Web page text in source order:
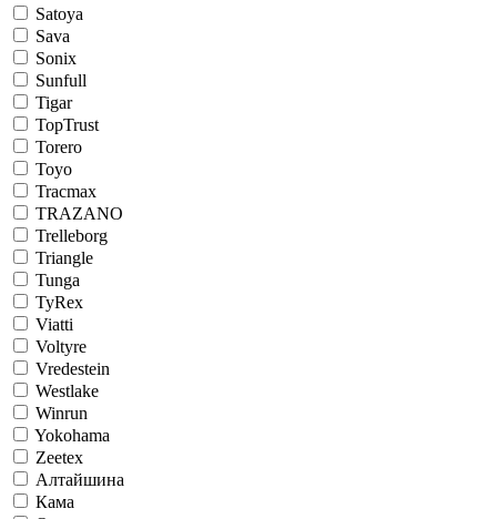
Satoya
Sava
Sonix
Sunfull
Tigar
TopTrust
Torero
Toyo
Tracmax
TRAZANO
Trelleborg
Triangle
Tunga
TyRex
Viatti
Voltyre
Vredestein
Westlake
Winrun
Yokohama
Zeetex
Алтайшина
Кама